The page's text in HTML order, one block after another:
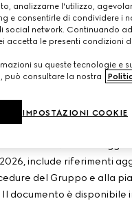
che sull’impegno
verso i valori del
di tolleranza zero nei
violazione dei
Kering definisce i principi
include riferimenti
del Gruppo e alla
documento è disponibile
analizzarne l'utilizzo,
e consentirle di condividere i
social network. Continuando
accetta le presenti condizioni
su queste tecnologie e
può consultare la nostra
IMPOSTAZIONI COOKIE